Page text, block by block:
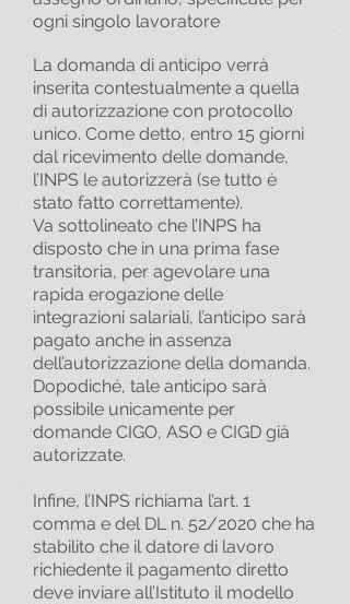
ogni singolo lavoratore
La domanda di anticipo verrà
inserita contestualmente a quella
di autorizzazione con protocollo
unico. Come detto, entro 15 giorni
dal ricevimento delle domande,
l’INPS le autorizzerà (se tutto è
stato fatto correttamente).
Va sottolineato che l’INPS ha
disposto che in una prima fase
transitoria, per agevolare una
rapida erogazione delle
integrazioni salariali, l’anticipo sarà
pagato anche in assenza
dell’autorizzazione della domanda.
Dopodiché, tale anticipo sarà
possibile unicamente per
domande CIGO, ASO e CIGD già
autorizzate.
Infine, l’INPS richiama l’art. 1
comma e del DL n. 52/2020 che ha
stabilito che il datore di lavoro
richiedente il pagamento diretto
deve inviare all’Istituto il modello